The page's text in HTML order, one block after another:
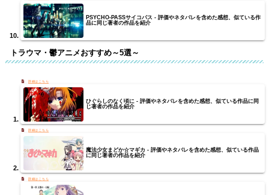
PSYCHO-PASSサイコパス - 評価やネタバレを含めた感想、似ている作
品に同じ著者の作品を紹介
トラウマ・鬱アニメおすすめ～5選～
ひぐらしのなく頃に - 評価やネタバレを含めた感想、似ている作品に同
じ著者の作品を紹介
魔法少女まどか☆マギカ - 評価やネタバレを含めた感想、似ている作品
に同じ著者の作品を紹介